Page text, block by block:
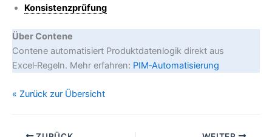
Konsistenzprüfung
Über Contene
Contene automatisiert Produktdatenlogik direkt aus
Excel‑Regeln. Mehr erfahren: PIM‑Automatisierung
« Zurück zur Übersicht